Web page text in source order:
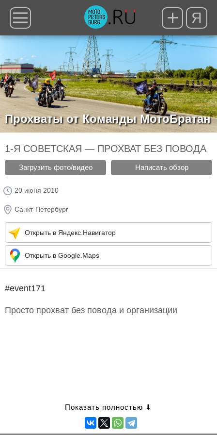
Я
Прохваты от Команды МотоБратан
1-Я СОВЕТСКАЯ — ПРОХВАТ БЕЗ ПОВОДА
Загрузить фото/видео Написать обзор
20 июня 2010
Санкт-Петербург
Открыть в Яндекс.Навигатор
Открыть в Google.Maps
#event171
Просто прохват без повода и организации